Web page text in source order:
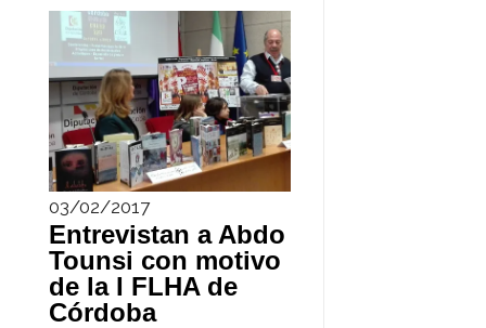
03/02/2017
Entrevistan a Abdo
Tounsi con motivo
de la I FLHA de
Córdoba